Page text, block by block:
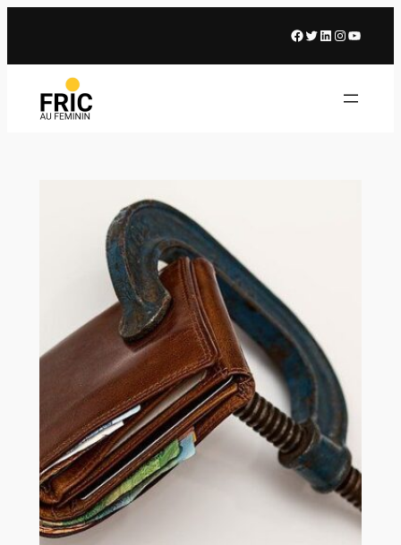
Facebook
X LinkedIn
Instagram